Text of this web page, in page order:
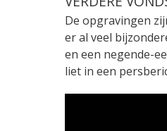
De opgravingen
er al veel
en een negende-
liet in een